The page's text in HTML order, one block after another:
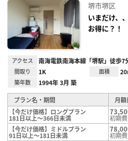
堺市堺区
いまだけ、
お得に？！
アクセス 南海電鉄南海本線「堺駅」徒歩7
間取り 1K 面積
築年数 1994年 3月 築
プラン名・期間
月
【今だけ価格】ロングプラン
181日以上～366日未満
初期
【今だけ価格】ミドルプラン
91日以上～181日未満
初期